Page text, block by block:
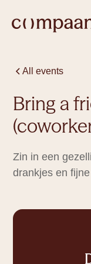
There
All events
Bring a
Zin in een
drankjes en